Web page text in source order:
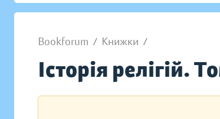
Bookforum / Книжки /
Історія релігій.